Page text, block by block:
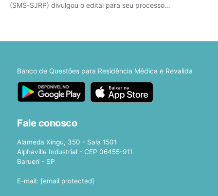
(SMS-SJRP) divulgou o edital para seu processo…
Banco de Questões para Residência Médica e Revalida
Fale conosco
Alameda Xingu, 350 - Sala 1501
Alphaville Industrial - CEP 06455-911
Barueri - SP
E-mail: [email protected]